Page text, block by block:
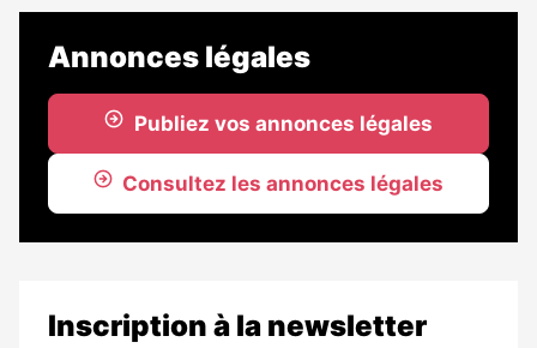
Annonces légales
Publiez vos annonces légales
Consultez les annonces légales
Inscription à la newsletter